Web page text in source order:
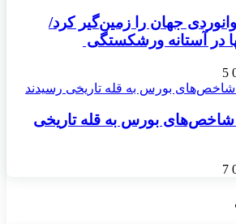
جهان را زمین‌گیر کرد/
در آستانه ورشکستگی
5
شاخص‌های بورس به قله تاریخی
7